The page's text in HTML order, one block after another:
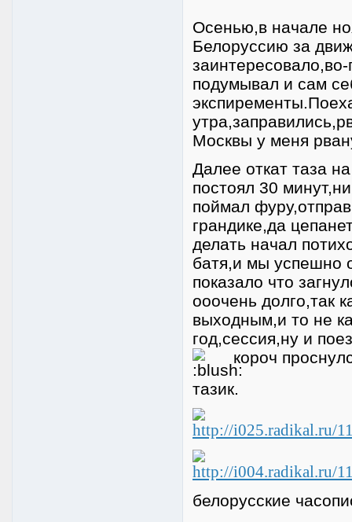
Осенью,в начале
Белоруссию за
подумывал и сам
Москвы у меня
Далее откат таза
постоял 30
поймал
грандике,да
делать начал
батя,и мы успешно
показало что
ооочень долго,так
выходным,и то не
год,сессия,ну и
короч
тазик.
белорусские